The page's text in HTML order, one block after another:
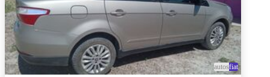
autosfiat